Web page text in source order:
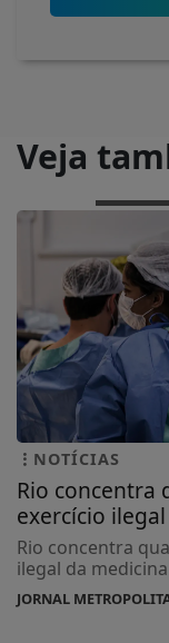
Veja
NOTÍCIAS
Rio concentra
exercício
Rio concentra
ilegal da medicina
JORNAL